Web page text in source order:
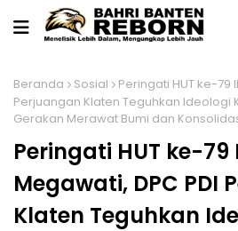
Beranda Sosial
Peringati HUT ke-79
Perjuangan Klaten Teguhkan Ideologi
Gerakan Merawat Bumi dan
Peringati HUT ke-79
Megawati, DPC PDI
Klaten Teguhkan